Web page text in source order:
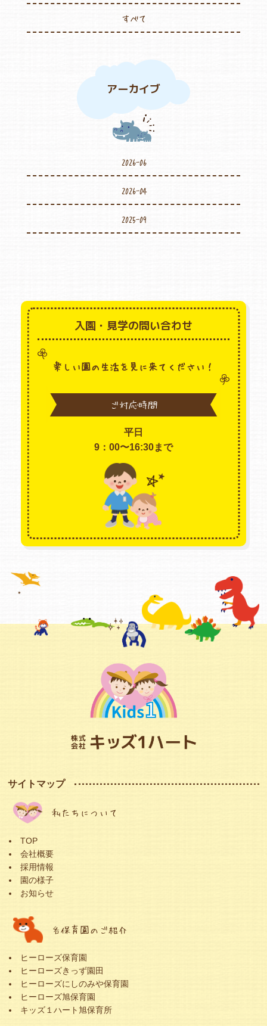
すべて
アーカイブ
2026-06
2026-04
2025-09
入園・見学の問い合わせ
楽しい園の生活を見に来てください！
ご対応時間
平日
9：00〜16:30まで
サイトマップ
私たちについて
TOP
会社概要
採用情報
園の様子
お知らせ
各保育園のご紹介
ヒーローズ保育園
ヒーローズきっず園田
ヒーローズにしのみや保育園
ヒーローズ旭保育園
キッズ１ハート旭保育所